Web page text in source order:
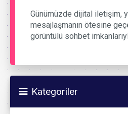
Günümüzde dijital iletişim,
mesajlaşmanın ötesine
görüntülü sohbet
Kategoriler